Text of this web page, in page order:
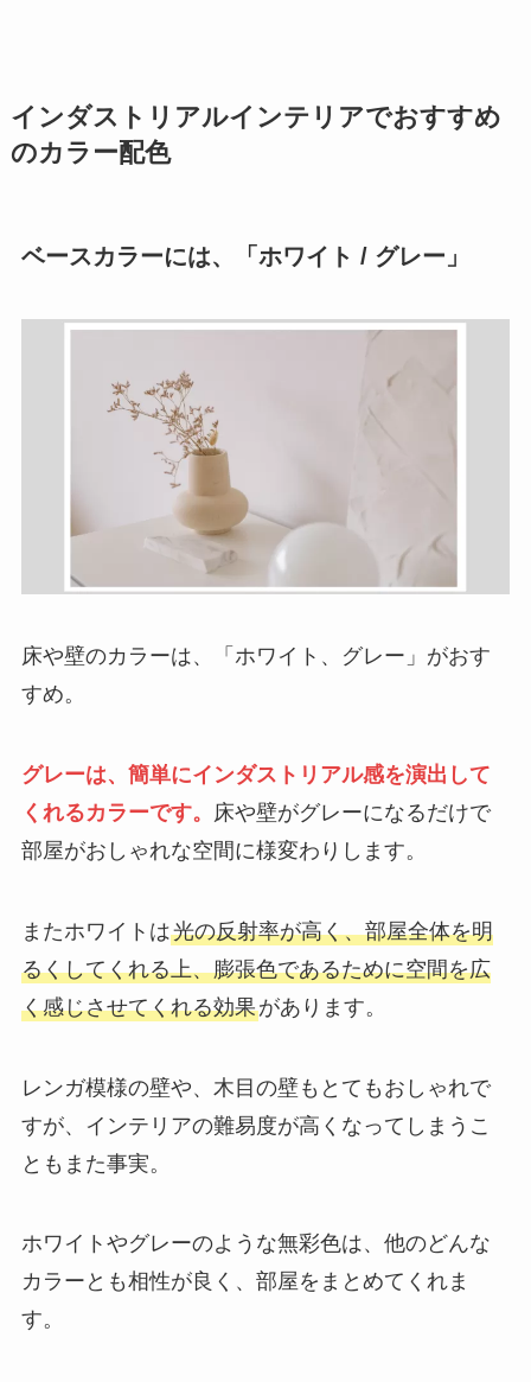
インダストリアルインテリアでおすすめ
のカラー配色
ベースカラーには、「ホワイト / グレー」
床や壁のカラーは、「ホワイト、グレー」がおす
すめ。
グレーは、簡単にインダストリアル感を演出して
くれるカラーです。
床や壁がグレーになるだけで
部屋がおしゃれな空間に様変わりします。
またホワイトは光の反射率が高く、部屋全体を明
るくしてくれる上、膨張色であるために空間を広
く感じさせてくれる効果があります。
レンガ模様の壁や、木目の壁もとてもおしゃれで
すが、インテリアの難易度が高くなってしまうこ
ともまた事実。
ホワイトやグレーのような無彩色は、他のどんな
カラーとも相性が良く、部屋をまとめてくれま
す。